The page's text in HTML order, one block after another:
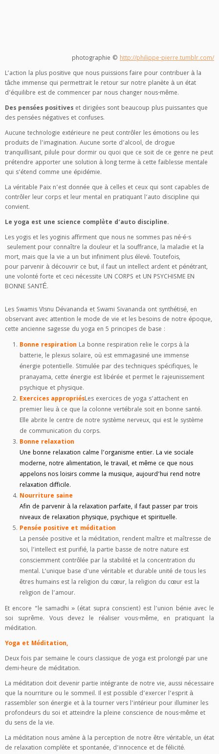
photographie © http://philippe-pierre.tumblr.com/
L’action la plus positive que nous puissions faire pour contribuer à la
tâche immense qui permettrait le retour sur notre planète à un état
d’équilibre est de commencer par nous changer nous-même.
Des pensées positives et dirigées sont beaucoup plus puissantes que
des pensées négatives et confuses.
Aucune technologie extérieure ne peut contrôler les émotions ou les
produits de l’imagination. Aucune sorte d’alcool, de drogue
tranquillisant, pilule pour dormir ou quoi que ce soit de ce genre ne peut
prétendre apporter une solution à long terme à cette faiblesse mentale
qui s’étend comme une épidémie.
La véritable Paix n’est donnée que à celles et ceux qui sont capables de
contrôler leur corps et leur mental en pratiquant l’auto discipline qui
convient.
Le yoga est une science complète d’auto discipline.
Les yogis et les yoginis affirment que nous ne sommes pas né-é-s
seulement pour connaître la douleur et la souffrance, la maladie et la
mort, mais que la vie a un but infiniment plus élevé. Toutefois,
pour parvenir à découvrir ce but, il faut un intellect ardent et pénétrant,
une volonté forte et ceci nécessite UN CORPS et UN PSYCHISME EN
BONNE SANTÉ.
Les Swamis VIsnu Dévananda et Swami Sivananda ont synthétisé, en
observant avec attention le mode de vie et les besoins de notre époque,
cette ancienne sagesse du yoga en 5 principes de base :
Bonne respiration La bonne respiration relie le corps à la
batterie, le plexus solaire, où est emmagasiné une immense
énergie potentielle. Stimulée par des techniques spécifiques, le
pranayama, cette énergie est libérée et permet le rajeunissement
psychique et physique.
Exercices appropriésLes exercices de yoga s’attachent en
premier lieu à ce que la colonne vertébrale soit en bonne santé.
Elle abrite le centre de notre système nerveux, qui est le système
de communication du corps.
Bonne relaxation
Une bonne relaxation calme l’organisme entier. La vie sociale
moderne, notre alimentation, le travail, et même ce que nous
appelons nos loisirs comme la musique, aujourd’hui rend notre
relaxation difficile.
Nourriture saine
Afin de parvenir à la relaxation parfaite, il faut passer par trois
niveaux de relaxation physique, psychique et spirituelle.
Pensée positive et méditation
La pensée positive et la méditation, rendent maître et maîtresse de
soi, l’intellect est purifié, la partie basse de notre nature est
consciemment contrôlée par la stabilité et la concentration du
mental. L’unique base d’une véritable et durable unité de tous les
êtres humains est la religion du cœur, la religion du cœur est la
religion de l’amour.
Et encore “le samadhi » (état supra conscient) est l’union bénie avec le
soi suprême. Vous devez le réaliser vous-même, en pratiquant la
méditation.
Yoga et Méditation,
Deux fois par semaine le cours classique de yoga est prolongé par une
demi-heure de méditation.
La méditation doit devenir partie intégrante de notre vie, aussi nécessaire
que la nourriture ou le sommeil. Il est possible d’exercer l’esprit à
rassembler son énergie et à la tourner vers l’intérieur pour illuminer les
profondeurs du soi et atteindre la pleine conscience de nous-même et
du sens de la vie.
La méditation nous amène à la perception de notre être véritable, un état
de relaxation complète et spontanée, d’innocence et de félicité.